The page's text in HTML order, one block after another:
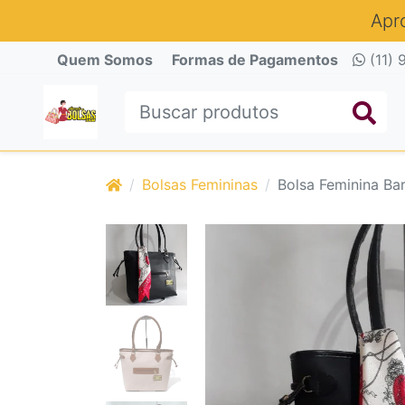
Quem Somos Formas de Pagamentos (11)
Bolsas Femininas Bolsa Feminina